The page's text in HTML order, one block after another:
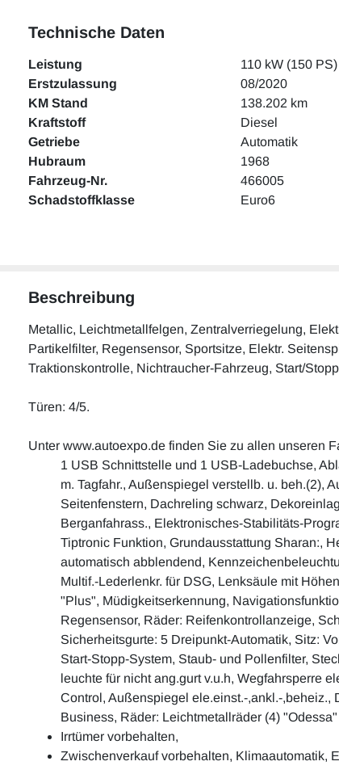
Technische Daten
Leistung
110 kW (150 PS)
Erstzulassung
08/2020
KM Stand
138.202 km
Kraftstoff
Diesel
Getriebe
Automatik
Hubraum
1968
Fahrzeug-Nr.
466005
Schadstoffklasse
Euro6
Beschreibung
Metallic, Leichtmetallfelgen, Zentralverriegelung,
Partikelfilter, Regensensor, Sportsitze, Elektr.
Traktionskontrolle, Nichtraucher-Fahrzeug, Start/
Türen: 4/5.
Unter www.autoexpo.de finden Sie zu allen unseren
1 USB Schnittstelle und 1 USB-Ladebuchse,
m. Tagfahr., Außenspiegel verstellb. u. beh.(2),
Seitenfenstern, Dachreling schwarz,
Berganfahrass., Elektronisches-Stabilitäts-
Tiptronic Funktion, Grundausstattung Sharan:,
automatisch abblendend,
Multif.-Lederlenkr. für DSG, Lenksäule mit
"Plus", Müdigkeitserkennung,
Regensensor, Räder: Reifenkontrollanzeige,
Sicherheitsgurte: 5 Dreipunkt-Automatik, Sitz:
Start-Stopp-System, Staub- und Pollenfilter,
leuchte für nicht ang.gurt v.u.h, Wegfahrsperre
Control, Außenspiegel ele.einst.-,ankl.-
Business, Räder: Leichtmetallräder (4)
Irrtümer vorbehalten,
Zwischenverkauf vorbehalten, Klimaautomatik,